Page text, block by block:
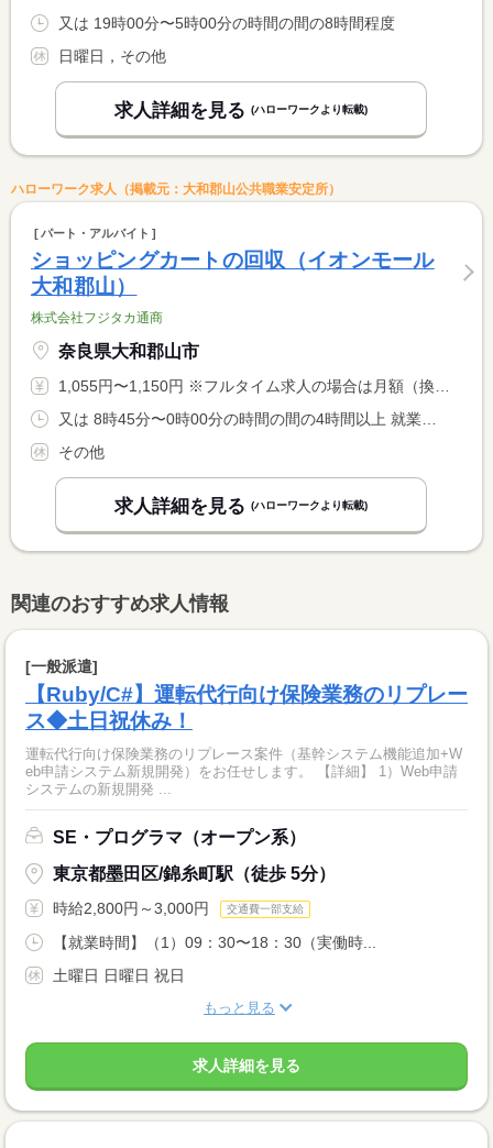
又は 19時00分〜5時00分の時間の間の8時間程度
日曜日，その他
求人詳細を見る (ハローワークより転載)
ハローワーク求人（掲載元：大和郡山公共職業安定所）
パート・アルバイト
ショッピングカートの回収（イオンモール
大和郡山）
株式会社フジタカ通商
奈良県大和郡山市
1,055円〜1,150円 ※フルタイム求人の場合は月額（換算額）、パート求人の場合は時間額を表示しています。
その他
求人詳細を見る (ハローワークより転載)
関連のおすすめ求人情報
[一般派遣]
【Ruby/C#】運転代行向け保険業務のリプレー
ス◆土日祝休み！
運転代行向け保険業務のリプレース案件（基幹システム機能追加+W
eb申請システム新規開発）をお任せします。 【詳細】 1）Web申請
システムの新規開発 ...
SE・プログラマ（オープン系）
東京都墨田区/錦糸町駅（徒歩 5分）
時給2,800円～3,000円 交通費一部支給
【就業時間】（1）09：30〜18：30（実働時...
土曜日 日曜日 祝日
もっと見る
求人詳細を見る